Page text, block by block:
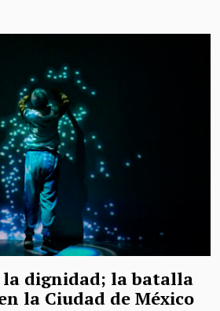
la dignidad; la batalla
la Ciudad de México